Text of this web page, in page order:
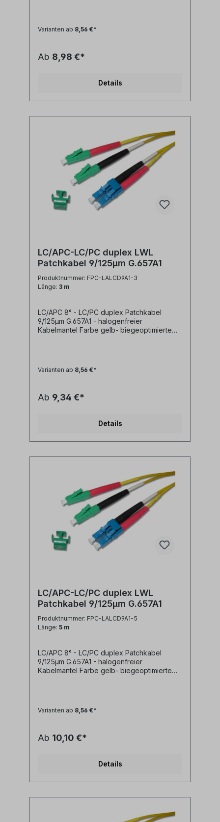
(rot/schwarz) Technische Daten: Kabeltyp:
Glasfaser LWL duplex Patchkabel I-
(halogenfrei)LWL Faser: singlemode
9/125µm OS2 G.657A1
siehe Längenauswahlfeld oder Sonderlänge
auf AnfrageLWL-Stecker A: LC/APC
Ports Synonyme: fiber optic patchcord,
Glasfaser Anschlusskabel, LWL Patch Kabel,
Lichtwellenleiter Patchkabel, LC/APC jumper
Varianten ab 8,56 €*
Ab 8,98 €*
Details
LC/APC-LC/PC duplex LWL
Patchkabel 9/125µm G.657A1
Produktnummer: FPC-LALCD9A1-3
Länge: 3 m
LC/APC 8° - LC/PC duplex Patchkabel
9/125µm G.657A1 - halogenfreier
Kabelmantel Farbe gelb- biegeoptimierte
(rot/schwarz) Technische Daten: Kabeltyp:
Glasfaser LWL duplex Patchkabel I-
(halogenfrei)LWL Faser: singlemode
9/125µm OS2 G.657A1
siehe Längenauswahlfeld oder Sonderlänge
auf AnfrageLWL-Stecker A: LC/APC
Ports Synonyme: fiber optic patchcord,
Glasfaser Anschlusskabel, LWL Patch Kabel,
Lichtwellenleiter Patchkabel, LC/APC jumper
Varianten ab 8,56 €*
Ab 9,34 €*
Details
LC/APC-LC/PC duplex LWL
Patchkabel 9/125µm G.657A1
Produktnummer: FPC-LALCD9A1-5
Länge: 5 m
LC/APC 8° - LC/PC duplex Patchkabel
9/125µm G.657A1 - halogenfreier
Kabelmantel Farbe gelb- biegeoptimierte
(rot/schwarz) Technische Daten: Kabeltyp:
Glasfaser LWL duplex Patchkabel I-
(halogenfrei)LWL Faser: singlemode
9/125µm OS2 G.657A1
siehe Längenauswahlfeld oder Sonderlänge
auf AnfrageLWL-Stecker A: LC/APC
Ports Synonyme: fiber optic patchcord,
Varianten ab 8,56 €*
Ab 10,10 €*
Details